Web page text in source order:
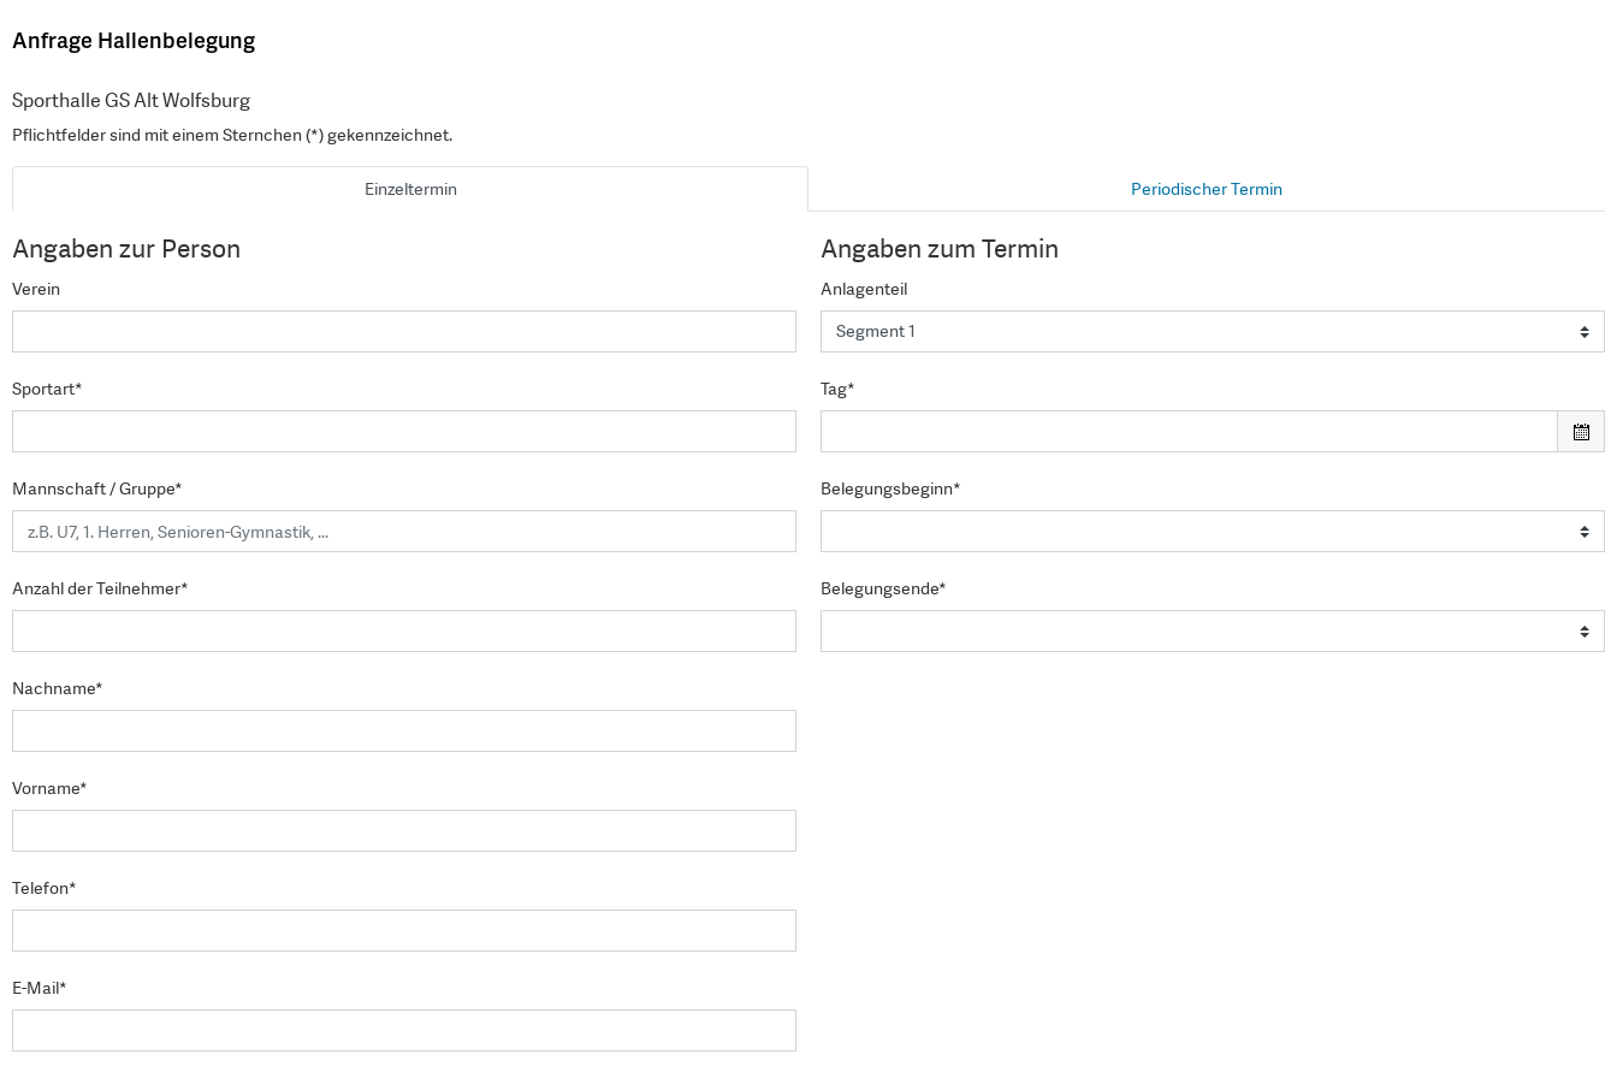
Anfrage Hallenbelegung
Sporthalle GS Alt Wolfsburg
Pflichtfelder sind mit einem Sternchen (*) gekennzeichnet.
Einzeltermin Periodischer Termin
Angaben zur Person
Verein
Sportart*
Mannschaft / Gruppe*
Anzahl der Teilnehmer*
Nachname*
Vorname*
Telefon*
E-Mail*
Angaben zum Termin
Anlagenteil
Tag*
Belegungsbeginn*
Belegungsende*